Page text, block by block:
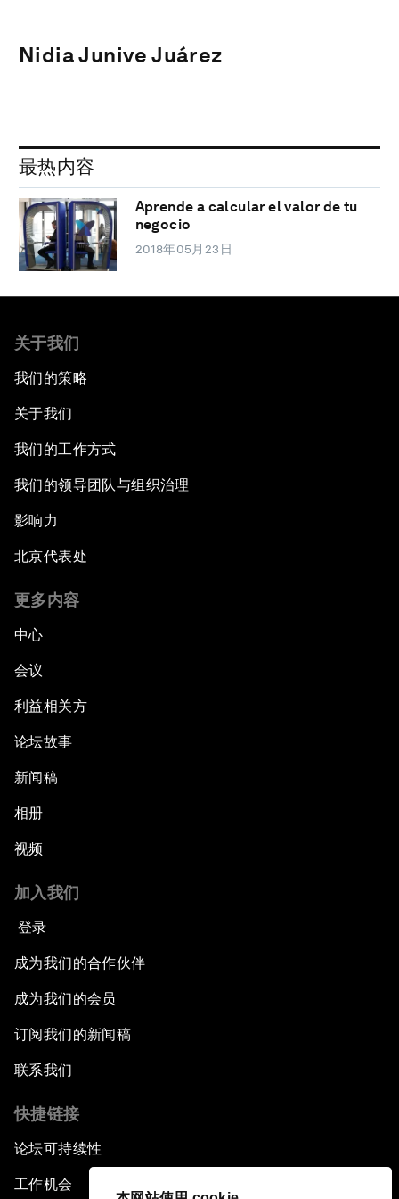
Nidia Junive Juárez
最热内容
Aprende a calcular el valor de tu
negocio
2018年05月23日
关于我们
我们的策略
关于我们
我们的工作方式
我们的领导团队与组织治理
影响力
北京代表处
更多内容
中心
会议
利益相关方
论坛故事
新闻稿
相册
视频
加入我们
登录
成为我们的合作伙伴
成为我们的会员
订阅我们的新闻稿
联系我们
快捷链接
论坛可持续性
工作机会